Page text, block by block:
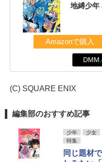
地縛少年
Amazonで購入
(C) SQUARE ENIX
編集部のおすすめ記事
少年 少女
特集
同じ題材